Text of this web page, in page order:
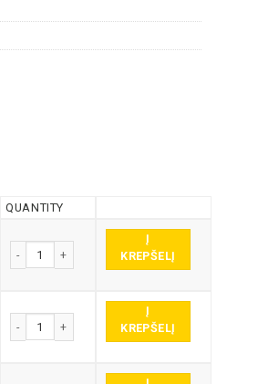
QUANTITY
produkto kiekis: 3270S-9X PIRŠTINĖ FREZA
Į
KREPŠELĮ
produkto kiekis: 3270S-9X PIRŠTINĖ FREZA
Į
KREPŠELĮ